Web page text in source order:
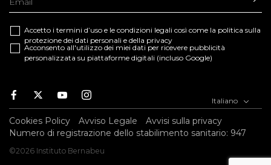
Accetto i termini d’uso e le condizioni legali così come la politica sulla
protezione dei dati personali e della privacy
Acconsento all'utilizzo dei miei dati per ricevere pubblicità
personalizzata su piattaforme digitali (incluso Google)
Facebook
TwitterYoutubeInstagram Italiano
Cookies Policy Avviso Legale
Avvisi sulla privacy
Numero di registrazione dello stabilimento sanitario: 947
©2026 Instituto Bernabeu